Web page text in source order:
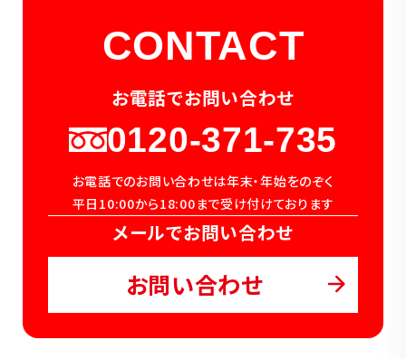
CONTACT
お電話でお問い合わせ
0120-371-735
お電話でのお問い合わせは年末・年始をのぞく
平日10:00から18:00まで受け付けております
メールでお問い合わせ
お問い合わせ